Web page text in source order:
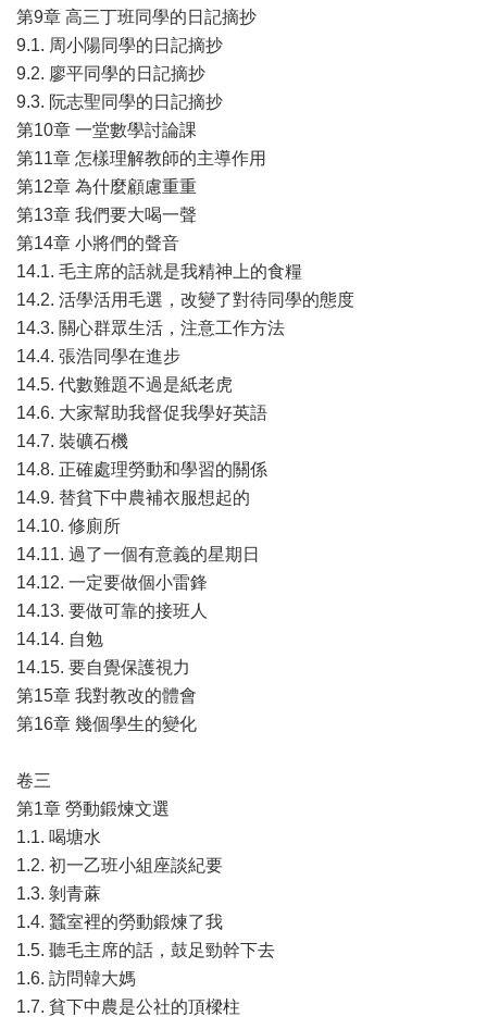
第9章 高三丁班同學的日記摘抄
9.1. 周小陽同學的日記摘抄
9.2. 廖平同學的日記摘抄
9.3. 阮志聖同學的日記摘抄
第10章 一堂數學討論課
第11章 怎樣理解教師的主導作用
第12章 為什麼顧慮重重
第13章 我們要大喝一聲
第14章 小將們的聲音
14.1. 毛主席的話就是我精神上的食糧
14.2. 活學活用毛選，改變了對待同學的態度
14.3. 關心群眾生活，注意工作方法
14.4. 張浩同學在進步
14.5. 代數難題不過是紙老虎
14.6. 大家幫助我督促我學好英語
14.7. 裝礦石機
14.8. 正確處理勞動和學習的關係
14.9. 替貧下中農補衣服想起的
14.10. 修廁所
14.11. 過了一個有意義的星期日
14.12. 一定要做個小雷鋒
14.13. 要做可靠的接班人
14.14. 自勉
14.15. 要自覺保護視力
第15章 我對教改的體會
第16章 幾個學生的變化
卷三
第1章 勞動鍛煉文選
1.1. 喝塘水
1.2. 初一乙班小組座談紀要
1.3. 剝青蔴
1.4. 蠶室裡的勞動鍛煉了我
1.5. 聽毛主席的話，鼓足勁幹下去
1.6. 訪問韓大媽
1.7. 貧下中農是公社的頂樑柱